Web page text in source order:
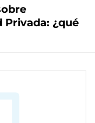
Privada: ¿qué